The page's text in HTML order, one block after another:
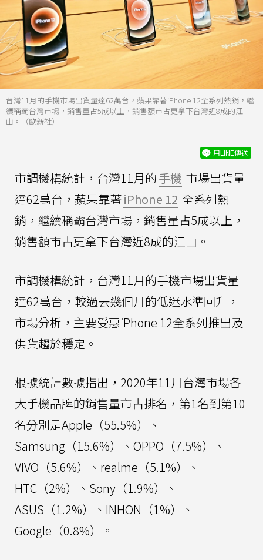
台灣11月的手機市場出貨量達62萬台，蘋果靠著iPhone 12全系列熱銷，繼
續稱霸台灣市場，銷售量占5成以上，銷售額市占更拿下台灣近8成的江
山。（歐新社）
用LINE傳送
市調機構統計，台灣11月的手機 市場出貨量
達62萬台，蘋果靠著iPhone 12 全系列熱
銷，繼續稱霸台灣市場，銷售量占5成以上，
銷售額市占更拿下台灣近8成的江山。
市調機構統計，台灣11月的手機市場出貨量
達62萬台，較過去幾個月的低迷水準回升，
市場分析，主要受惠iPhone 12全系列推出及
供貨趨於穩定。
根據統計數據指出，2020年11月台灣市場各
大手機品牌的銷售量市占排名，第1名到第10
名分別是Apple（55.5%）、
Samsung（15.6%）、OPPO（7.5%）、
VIVO（5.6%）、realme（5.1%）、
HTC（2%）、Sony（1.9%）、
ASUS（1.2%）、INHON（1%）、
Google（0.8%）。